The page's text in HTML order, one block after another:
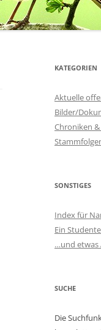
KATEGORIEN
Aktuelle
Bilder/
Chroniken
SONSTIGES
Index für
Ein
…und etwas
SUCHE
Die